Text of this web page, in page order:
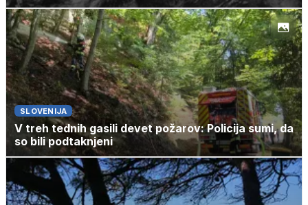
SLOVENIJA
V treh tednih gasili devet požarov: Policija sumi, da
so bili podtaknjeni